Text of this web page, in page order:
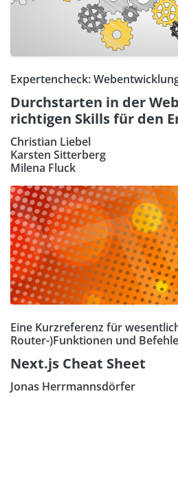
Expertencheck:
Durchstarten in der
richtigen Skills für den
Christian Liebel
Karsten Sitterberg
Milena Fluck
Eine Kurzreferenz für
Router-)Funktionen und Befehle
Next.js Cheat Sheet
Jonas Herrmannsdörfer